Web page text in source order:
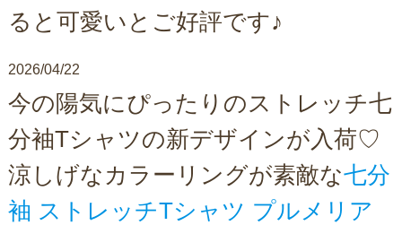
ると可愛いとご好評です♪
2026/04/22
今の陽気にぴったりのストレッチ七
分袖Tシャツの新デザインが入荷♡
涼しげなカラーリングが素敵な七分
袖 ストレッチTシャツ プルメリア